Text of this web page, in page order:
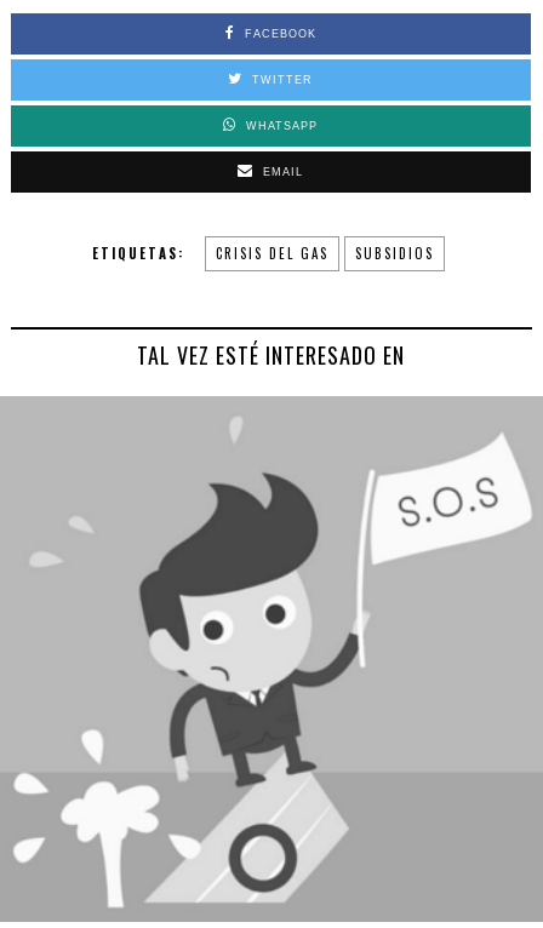
FACEBOOK
TWITTER
WHATSAPP
EMAIL
ETIQUETAS: CRISIS DEL GAS SUBSIDIOS
TAL VEZ ESTÉ INTERESADO EN